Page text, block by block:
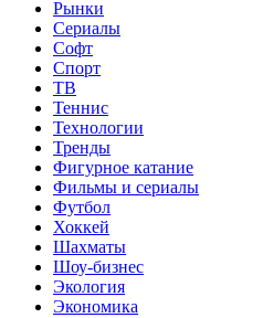
Рынки
Сериалы
Софт
Спорт
ТВ
Теннис
Технологии
Тренды
Фигурное катание
Фильмы и сериалы
Футбол
Хоккей
Шахматы
Шоу-бизнес
Экология
Экономика